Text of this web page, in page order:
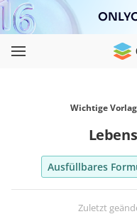
Wichtige
Ausfüllbares
Zuletzt